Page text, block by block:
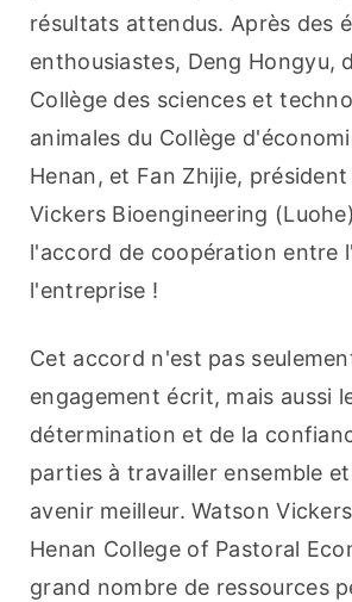
résultats attendus. Après des
enthousiastes, Deng Hongyu,
Collège des sciences et
animales du Collège
Henan, et Fan Zhijie,
Vickers Bioengineering
l'accord de coopération entre
l'entreprise !
Cet accord n'est pas
engagement écrit, mais aussi
détermination et de la
parties à travailler ensemble
avenir meilleur. Watson
Henan College of Pastoral
grand nombre de ressources